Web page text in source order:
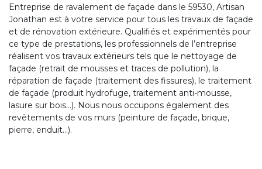
Entreprise de ravalement de façade dans le 59530, Artisan
Jonathan est à votre service pour tous les travaux de façade
et de rénovation extérieure. Qualifiés et expérimentés pour
ce type de prestations, les professionnels de l’entreprise
réalisent vos travaux extérieurs tels que le nettoyage de
façade (retrait de mousses et traces de pollution), la
réparation de façade (traitement des fissures), le traitement
de façade (produit hydrofuge, traitement anti-mousse,
lasure sur bois…). Nous nous occupons également des
revêtements de vos murs (peinture de façade, brique,
pierre, enduit…).